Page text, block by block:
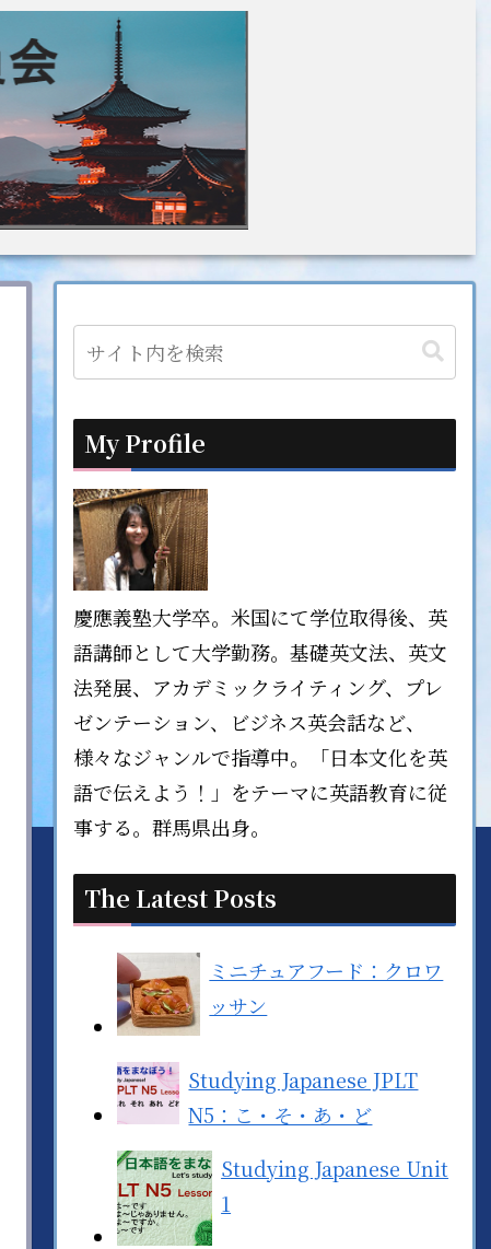
My Profile
慶應義塾大学卒。米国にて学位取得後、英
語講師として大学勤務。基礎英文法、英文
法発展、アカデミックライティング、プレ
ゼンテーション、ビジネス英会話など、
様々なジャンルで指導中。「日本文化を英
語で伝えよう！」をテーマに英語教育に従
事する。群馬県出身。
The Latest Posts
ミニチュアフード：クロワ
ッサン
Studying Japanese JPLT
N5：こ・そ・あ・ど
Studying Japanese Unit
1